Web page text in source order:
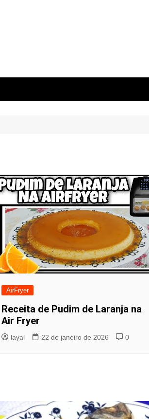
AirFryer
Receita de Pudim de Laranja na
Air Fryer
layal 22 de janeiro de 2026 0